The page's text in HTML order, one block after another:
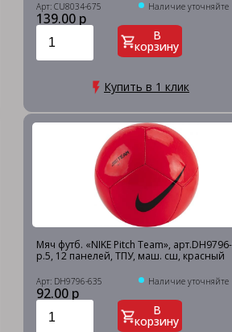
Арт: CU8034-675 Наличие уточняйте
139.00 р
В
корзину
Купить в 1 клик
Мяч футб. «NIKE Pitch Team»,
р.5, 12 панелей, ТПУ, маш. сш, красный
Арт: DH9796-635 Наличие уточняйте
92.00 р
В
корзину